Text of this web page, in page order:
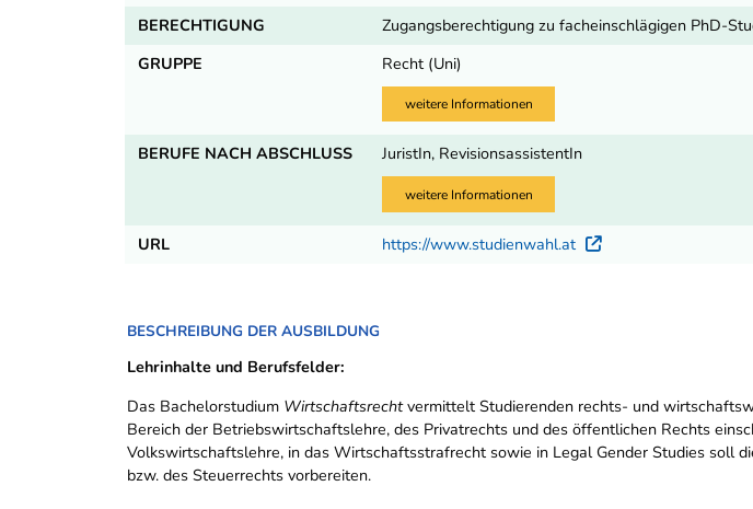
BERECHTIGUNG
Zugangsberechtigung zu facheinschlägigen PhD-
GRUPPE
Recht (Uni)
weitere Informationen
BERUFE NACH ABSCHLUSS JuristIn, RevisionsassistentIn
weitere Informationen
URL https://www.studienwahl.at Externer Link
BESCHREIBUNG DER AUSBILDUNG
Lehrinhalte und Berufsfelder:
Das Bachelorstudium Wirtschaftsrechtvermittelt Studierenden rechts- und
Bereich der Betriebswirtschaftslehre, des Privatrechts und des öffentlichen Rechts
Volkswirtschaftslehre, in das Wirtschaftsstrafrecht sowie in Legal Gender Studies soll
bzw. des Steuerrechts vorbereiten.